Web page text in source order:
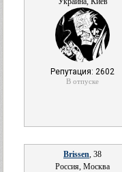
Репутация: 2602
В отпуске
Brissen, 38
Россия, Москва